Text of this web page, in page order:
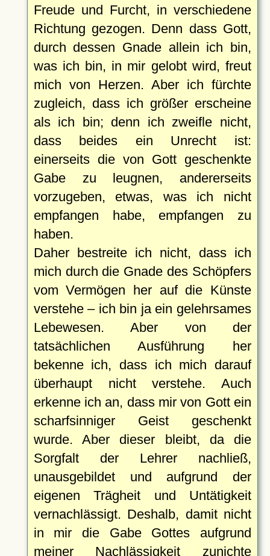
Freude und Furcht, in verschiedene
Richtung gezogen. Denn dass Gott,
durch dessen Gnade allein ich bin,
was ich bin, in mir gelobt wird, freut
mich von Herzen. Aber ich fürchte
zugleich, dass ich größer erscheine
als ich bin; denn ich zweifle nicht,
dass beides ein Unrecht ist:
einerseits die von Gott geschenkte
Gabe zu leugnen, andererseits
vorzugeben, etwas, was ich nicht
empfangen habe, empfangen zu
haben.
Daher bestreite ich nicht, dass ich
mich durch die Gnade des Schöpfers
vom Vermögen her auf die Künste
verstehe – ich bin ja ein gelehrsames
Lebewesen. Aber von der
tatsächlichen Ausführung her
bekenne ich, dass ich mich darauf
überhaupt nicht verstehe. Auch
erkenne ich an, dass mir von Gott ein
scharfsinniger Geist geschenkt
wurde. Aber dieser bleibt, da die
Sorgfalt der Lehrer nachließ,
unausgebildet und aufgrund der
eigenen Trägheit und Untätigkeit
vernachlässigt. Deshalb, damit nicht
in mir die Gabe Gottes aufgrund
meiner Nachlässigkeit zunichte